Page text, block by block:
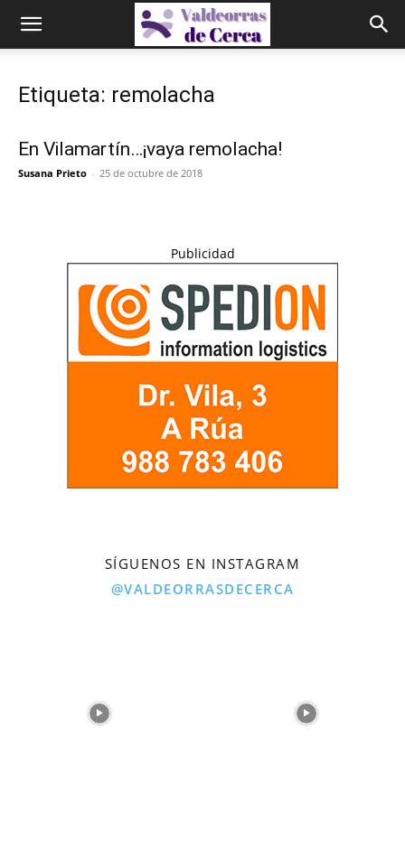
Etiqueta: remolacha
En Vilamartín…¡vaya remolacha!
Susana Prieto - 25 de octubre de 2018
Publicidad
SÍGUENOS EN INSTAGRAM
@VALDEORRASDECERCA